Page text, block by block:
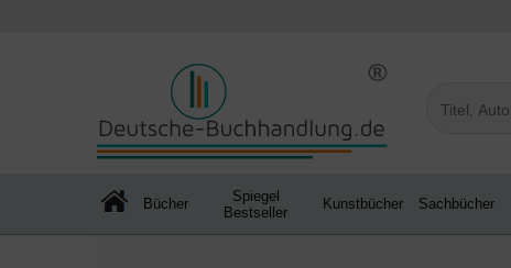
Bücher
Spiegel
Bestseller
Kunstbücher Sachbücher